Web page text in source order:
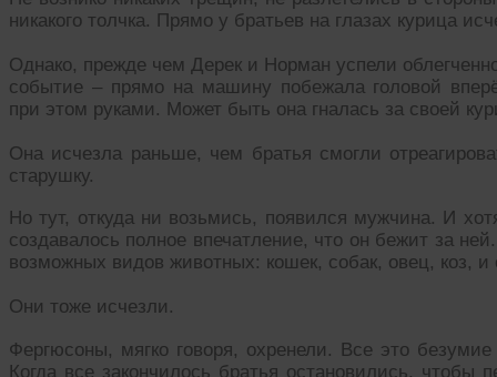
никакого толчка. Прямо у братьев на глазах курица
Однако, прежде чем Дерек и Норман успели
событие – прямо на машину побежала головой
при этом руками. Может быть она гналась за своей
Она исчезла раньше, чем братья смогли
старушку.
Но тут, откуда ни возьмись, появился мужчина. И
создавалось полное впечатление, что он бежит за
возможных видов животных: кошек, собак, овец, коз, и
Они тоже исчезли.
Фергюсоны, мягко говоря, охренели. Все это
Когда все закончилось братья остановились, чтобы